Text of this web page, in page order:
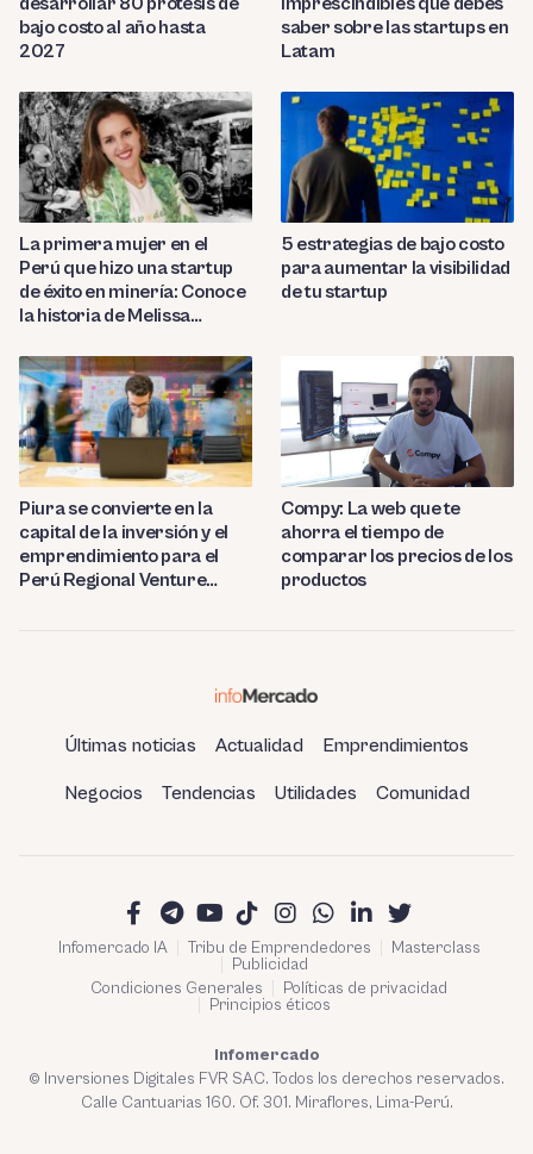
bajo costo al año hasta
2027
saber sobre las startups en
Latam
La primera mujer en el
Perú que hizo una startup
de éxito en minería: Conoce
la historia de Melissa
5 estrategias de bajo costo
para aumentar la visibilidad
de tu startup
Piura se convierte en la
capital de la inversión y el
emprendimiento para el
Perú Regional Venture
Compy: La web que te
ahorra el tiempo de
comparar los precios de los
productos
Últimas noticias Actualidad Emprendimientos
Negocios Tendencias Utilidades Comunidad
Infomercado IA Tribu de Emprendedores
Masterclass
Publicidad
Condiciones Generales
Políticas de privacidad
Principios éticos
Infomercado
© Inversiones Digitales FVR SAC. Todos los derechos reservados.
Calle Cantuarias 160. Of. 301. Miraflores, Lima-Perú.